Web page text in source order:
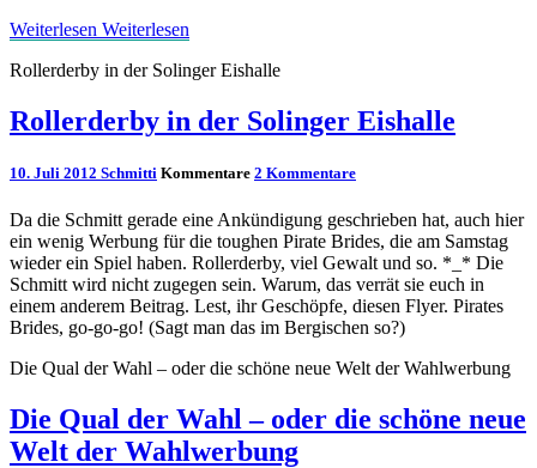
Weiterlesen Weiterlesen
Rollerderby in der Solinger Eishalle
Rollerderby in der Solinger Eishalle
10. Juli 2012 Schmitti Kommentare 2 Kommentare
Da die Schmitt gerade eine Ankündigung geschrieben hat, auch hier
ein wenig Werbung für die toughen Pirate Brides, die am Samstag
wieder ein Spiel haben. Rollerderby, viel Gewalt und so. *_* Die
Schmitt wird nicht zugegen sein. Warum, das verrät sie euch in
einem anderem Beitrag. Lest, ihr Geschöpfe, diesen Flyer. Pirates
Brides, go-go-go! (Sagt man das im Bergischen so?)
Die Qual der Wahl – oder die schöne neue Welt der Wahlwerbung
Die Qual der Wahl – oder die schöne neue
Welt der Wahlwerbung